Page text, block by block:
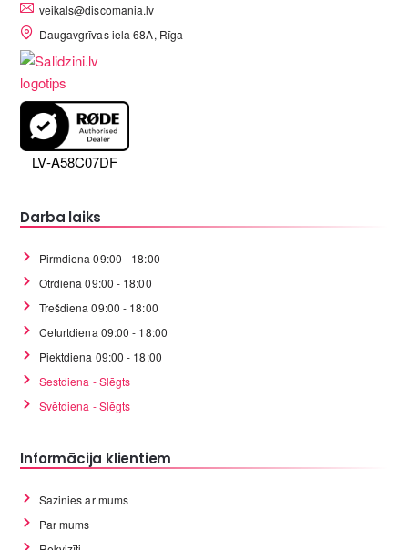
veikals@discomania.lv
Daugavgrīvas iela 68A, Rīga
LV-A58C07DF
Darba laiks
Pirmdiena 09:00 - 18:00
Otrdiena 09:00 - 18:00
Trešdiena 09:00 - 18:00
Ceturtdiena 09:00 - 18:00
Piektdiena 09:00 - 18:00
Sestdiena - Slēgts
Svētdiena - Slēgts
Informācija klientiem
Sazinies ar mums
Par mums